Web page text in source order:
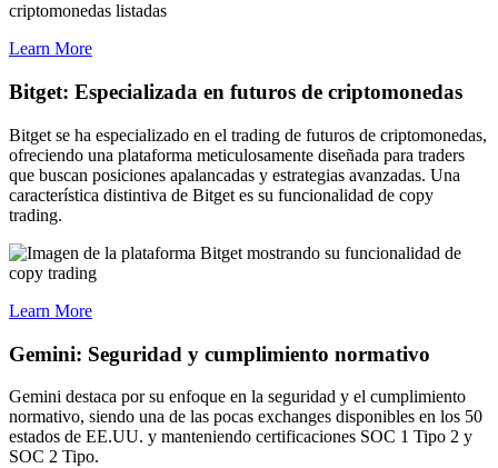
Learn More
Bitget: Especializada en futuros de criptomonedas
Bitget se ha especializado en el trading de futuros de criptomonedas,
ofreciendo una plataforma meticulosamente diseñada para traders
que buscan posiciones apalancadas y estrategias avanzadas. Una
característica distintiva de Bitget es su funcionalidad de copy
trading.
Learn More
Gemini: Seguridad y cumplimiento normativo
Gemini destaca por su enfoque en la seguridad y el cumplimiento
normativo, siendo una de las pocas exchanges disponibles en los 50
estados de EE.UU. y manteniendo certificaciones SOC 1 Tipo 2 y
SOC 2 Tipo.